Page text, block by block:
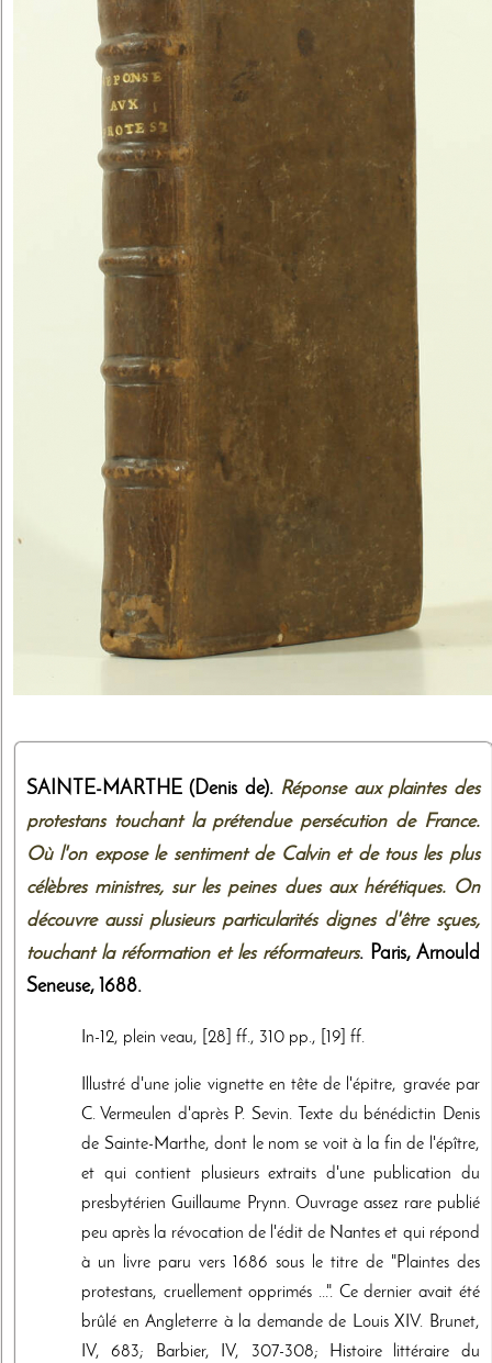
SAINTE-MARTHE (Denis de). Réponse aux plaintes des
protestans touchant la prétendue persécution de France.
Où l'on expose le sentiment de Calvin et de tous les plus
célèbres ministres, sur les peines dues aux hérétiques. On
découvre aussi plusieurs particularités dignes d'être sçues,
touchant la réformation et les réformateurs. Paris, Arnould
Seneuse, 1688.
In-12, plein veau, [28] ff., 310 pp., [19] ff.
Illustré d'une jolie vignette en tête de l'épitre, gravée par
C. Vermeulen d'après P. Sevin. Texte du bénédictin Denis
de Sainte-Marthe, dont le nom se voit à la fin de l'épître,
et qui contient plusieurs extraits d'une publication du
presbytérien Guillaume Prynn. Ouvrage assez rare publié
peu après la révocation de l'édit de Nantes et qui répond
à un livre paru vers 1686 sous le titre de "Plaintes des
protestans, cruellement opprimés ...". Ce dernier avait été
brûlé en Angleterre à la demande de Louis XIV. Brunet,
IV, 683; Barbier, IV, 307-308; Histoire littéraire du